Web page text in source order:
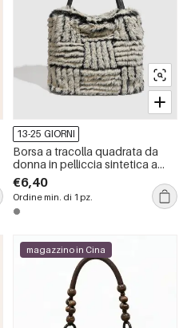
13-25 GIORNI
Borsa a tracolla quadrata da
donna in pelliccia sintetica a
righe, stile casual.
€6,40
Ordine min. di 1 pz.
magazzino in Cina